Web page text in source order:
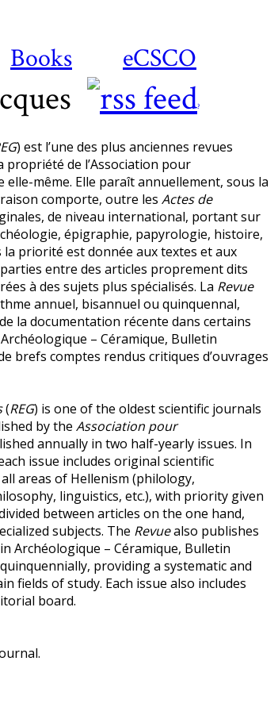
Books eCSCO
?
) est l’une des plus anciennes revues
propriété de l’Association pour
elle-même. Elle paraît annuellement, sous la
comporte, outre les Actes de
de niveau international, portant sur
épigraphie, papyrologie, histoire,
priorité est donnée aux textes et aux
entre des articles proprement dits
à des sujets plus spécialisés. La Revue
annuel, bisannuel ou quinquennal,
la documentation récente dans certains
– Céramique, Bulletin
brefs comptes rendus critiques d’ouvrages
(REG) is one of the oldest scientific journals
by the Association pour
annually in two half-yearly issues. In
issue includes original scientific
areas of Hellenism (philology,
linguistics, etc.), with priority given
between articles on the one hand,
subjects. The Revuealso publishes
Archéologique – Céramique, Bulletin
providing a systematic and
fields of study. Each issue also includes
board.